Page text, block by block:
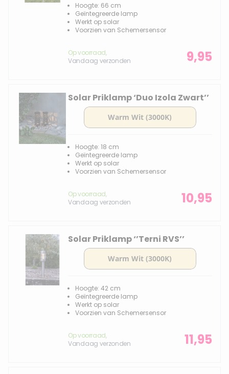
Hoogte: 66 cm
Geïntegreerde lamp
Werkt op solar
Voorzien van Schemersensor
Op voorraad,
Vandaag verzonden
9,95
Solar Priklamp ‘Duo Izola Zwart’’
Hoogte: 18 cm
Geïntegreerde lamp
Werkt op solar
Voorzien van Schemersensor
Op voorraad,
Vandaag verzonden
10,95
Solar Priklamp ‘’Terni RVS’’
Hoogte: 42 cm
Geïntegreerde lamp
Werkt op solar
Voorzien van Schemersensor
Op voorraad,
Vandaag verzonden
11,95